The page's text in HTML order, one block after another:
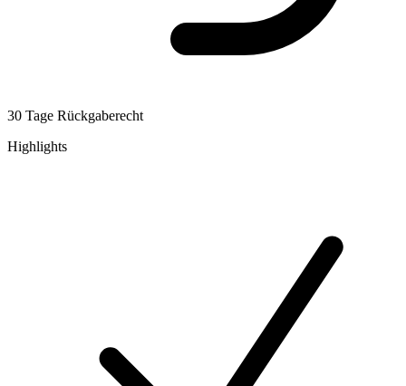
30 Tage Rückgaberecht
Highlights